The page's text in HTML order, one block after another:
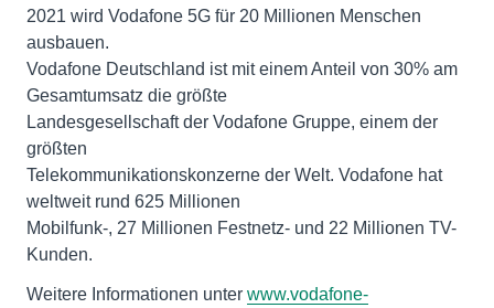
2021 wird Vodafone 5G für 20 Millionen Menschen
ausbauen.
Vodafone Deutschland ist mit einem Anteil von 30% am
Gesamtumsatz die größte
Landesgesellschaft der Vodafone Gruppe, einem der
größten
Telekommunikationskonzerne der Welt. Vodafone hat
weltweit rund 625 Millionen
Mobilfunk-, 27 Millionen Festnetz- und 22 Millionen TV-
Kunden.
Weitere Informationen unter www.vodafone-